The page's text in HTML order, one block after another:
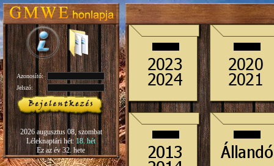
Azonosító:
Jelszó:
2026 augusztus 08, szombat
Léleknaptári hét:18. hét
Ez az év 32. hete